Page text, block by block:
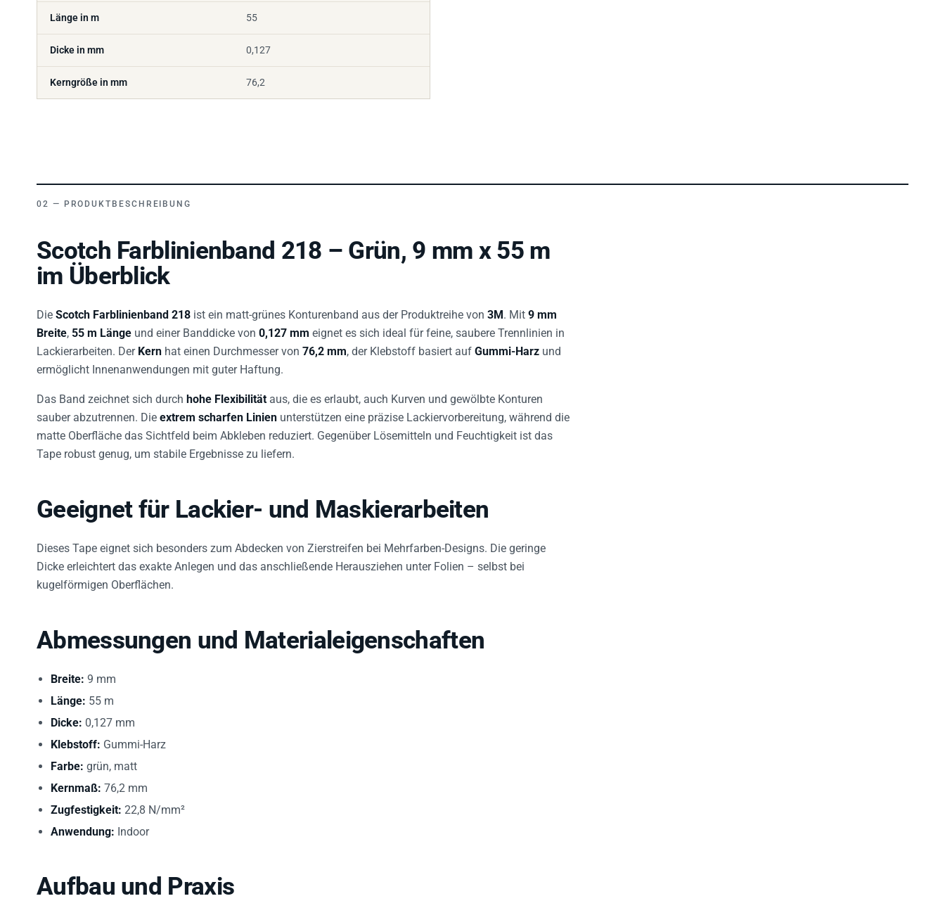
Länge in m 55
Dicke in mm 0,127
Kerngröße in mm 76,2
PRODUKTBESCHREIBUNG
Scotch Farblinienband 218 – Grün, 9 mm x 55 m
im Überblick
Die Scotch Farblinienband 218 ist ein matt-grünes Konturenband aus der Produktreihe von 3M . Mit 9 mm
Breite 55 m Länge und einer Banddicke von 0,127 mm eignet es sich ideal für feine, saubere Trennlinien in
Lackierarbeiten. Der Kern hat einen Durchmesser von 76,2 mm , der Klebstoff basiert auf Gummi-Harz und
ermöglicht Innenanwendungen mit guter Haftung.
Das Band zeichnet sich durch hohe Flexibilität aus, die es erlaubt, auch Kurven und gewölbte Konturen
sauber abzutrennen. Die extrem scharfen Linien unterstützen eine präzise Lackiervorbereitung, während die
matte Oberfläche das Sichtfeld beim Abkleben reduziert. Gegenüber Lösemitteln und Feuchtigkeit ist das
Tape robust genug, um stabile Ergebnisse zu liefern.
Geeignet für Lackier- und Maskierarbeiten
Dieses Tape eignet sich besonders zum Abdecken von Zierstreifen bei Mehrfarben-Designs. Die geringe
Dicke erleichtert das exakte Anlegen und das anschließende Herausziehen unter Folien – selbst bei
kugelförmigen Oberflächen.
Abmessungen und Materialeigenschaften
Breite: 9 mm
Länge: 55 m
Dicke: 0,127 mm
Klebstoff: Gummi-Harz
Farbe: grün, matt
Kernmaß: 76,2 mm
Zugfestigkeit: 22,8 N/mm²
Anwendung: Indoor
Aufbau und Praxis